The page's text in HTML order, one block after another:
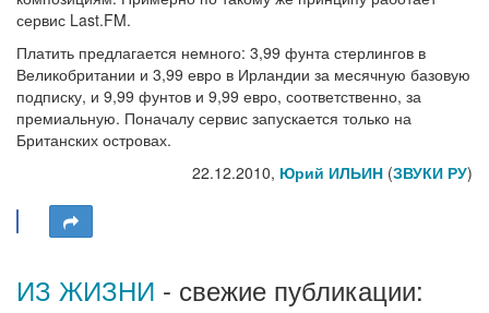
сервис Last.FM.
Платить предлагается немного: 3,99 фунта стерлингов в
Великобритании и 3,99 евро в Ирландии за месячную базовую
подписку, и 9,99 фунтов и 9,99 евро, соответственно, за
премиальную. Поначалу сервис запускается только на
Британских островах.
22.12.2010, Юрий ИЛЬИН (ЗВУКИ РУ)
ИЗ ЖИЗНИ - свежие публикации: